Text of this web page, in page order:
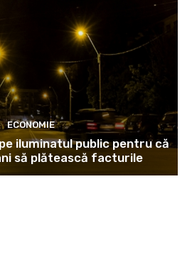
ECONOMIE
iluminatul public pentru că
să plătească facturile